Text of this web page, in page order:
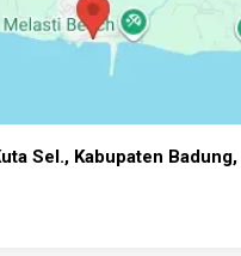
Sel., Kabupaten